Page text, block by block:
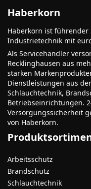
Haberkorn
Haberkorn ist
Industrietechnik mit
Als Servicehändler
Recklinghausen aus
starken
Dienstleistungen aus
Schlauchtechnik,
Betriebseinrichtungen.
Versorgungssicherheit
von Haberkorn.
Arbeitsschutz
Brandschutz
Schlauchtechnik